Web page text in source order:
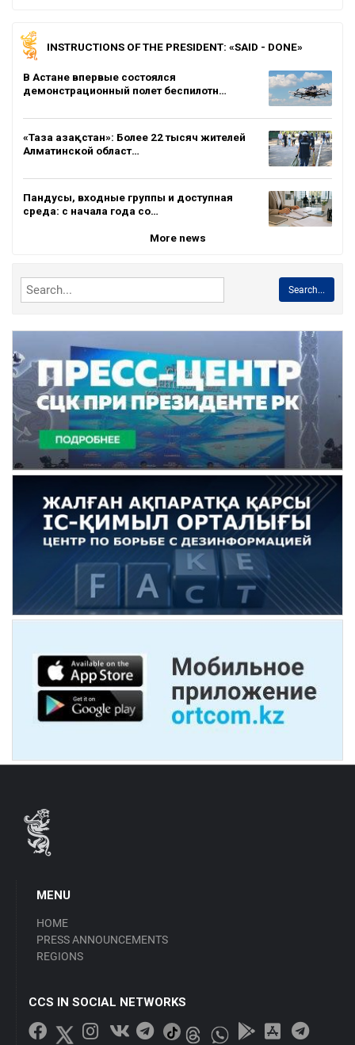
INSTRUCTIONS OF THE PRESIDENT: «SAID - DONE»
В Астане впервые состоялся
демонстрационный полет беспилотн…
«Таза Қазақстан»: Более 22 тысяч жителей
Алматинской област…
Пандусы, входные группы и доступная
среда: с начала года со…
More news
Search...
MENU
HOME
PRESS ANNOUNCEMENTS
REGIONS
CCS IN SOCIAL NETWORKS